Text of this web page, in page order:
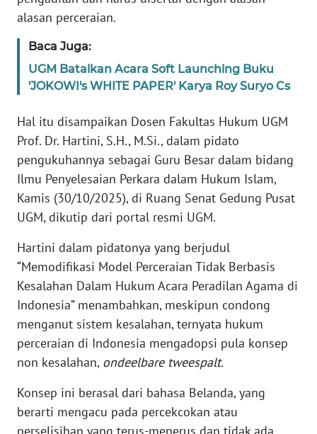
alasan perceraian.
Baca Juga:
UGM Batalkan Acara Soft Launching Buku
'JOKOWI's WHITE PAPER' Karya Roy Suryo Cs
Hal itu disampaikan Dosen Fakultas Hukum UGM
Prof. Dr. Hartini, S.H., M.Si., dalam pidato
pengukuhannya sebagai Guru Besar dalam bidang
Ilmu Penyelesaian Perkara dalam Hukum Islam,
Kamis (30/10/2025), di Ruang Senat Gedung Pusat
UGM, dikutip dari portal resmi UGM.
Hartini dalam pidatonya yang berjudul
“Memodifikasi Model Perceraian Tidak Berbasis
Kesalahan Dalam Hukum Acara Peradilan Agama di
Indonesia” menambahkan, meskipun condong
menganut sistem kesalahan, ternyata hukum
perceraian di Indonesia mengadopsi pula konsep
non kesalahan, ondeelbare tweespalt.
Konsep ini berasal dari bahasa Belanda, yang
berarti mengacu pada percekcokan atau
PEDOMAN
SIBER
REDAKSI
KARIR
DISCLAIMER
Wahana
News
WN
SUMUT
JAKARTA
WN